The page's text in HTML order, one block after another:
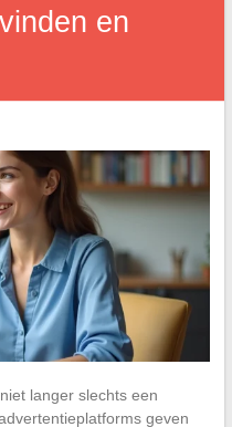
en
langer slechts een
geven